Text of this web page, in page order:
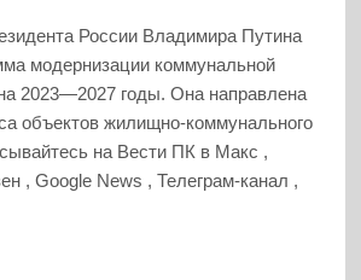
России Владимира Путина
модернизации коммунальной
2023—2027 годы. Она направлена
объектов жилищно-коммунального
на Вести ПК в Макс ,
, Google News , Телеграм-канал ,